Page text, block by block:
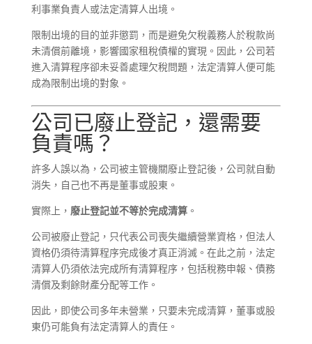
利事業負責人或法定清算人出境。
限制出境的目的並非懲罰，而是避免欠稅義務人於稅款尚
未清償前離境，影響國家租稅債權的實現。因此，公司若
進入清算程序卻未妥善處理欠稅問題，法定清算人便可能
成為限制出境的對象。
公司已廢止登記，還需要
負責嗎？
許多人誤以為，公司被主管機關廢止登記後，公司就自動
消失，自己也不再是董事或股東。
實際上， 廢止登記並不等於完成清算。
公司被廢止登記，只代表公司喪失繼續營業資格，但法人
資格仍須待清算程序完成後才真正消滅。在此之前，法定
清算人仍須依法完成所有清算程序，包括稅務申報、債務
清償及剩餘財產分配等工作。
因此，即使公司多年未營業，只要未完成清算，董事或股
東仍可能負有法定清算人的責任。